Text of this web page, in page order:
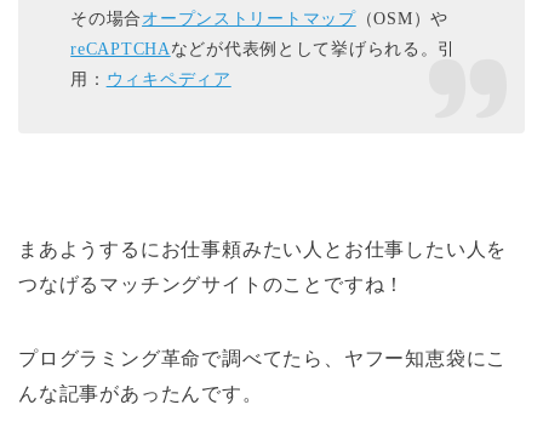
その場合オープンストリートマップ（OSM）や
reCAPTCHAなどが代表例として挙げられる。引
用： ウィキペディア
まあようするにお仕事頼みたい人とお仕事したい人を
つなげるマッチングサイトのことですね！
プログラミング革命で調べてたら、ヤフー知恵袋にこ
んな記事があったんです。